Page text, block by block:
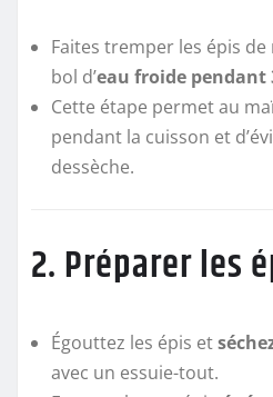
Faites tremper les épis
bol d’eau froide pendant
Cette étape permet au
pendant la cuisson et
dessèche.
2. Préparer les
Égouttez les épis et
avec un essuie-tout.